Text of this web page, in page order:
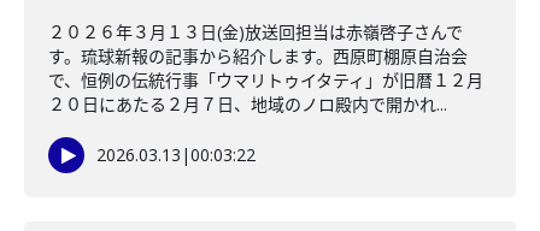
２０２６年３月１３日(金)放送回担当は赤嶺啓子さんで
す。琉球新報の記事から紹介します。西原町棚原自治会
で、恒例の伝統行事「ウマリトゥイタティ」が旧暦１２月
２０日にあたる２月７日、地域のノロ殿内で開かれ...
2026.03.13 |00:03:22